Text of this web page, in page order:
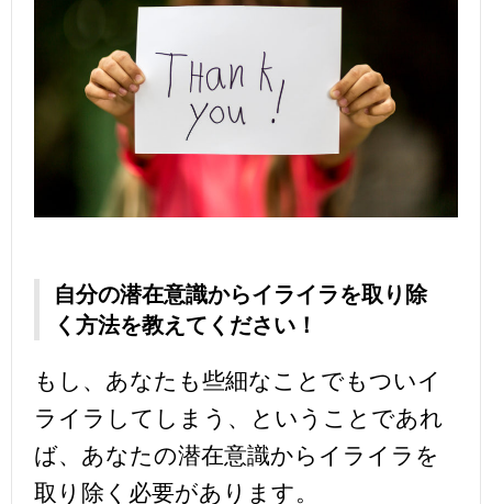
自分の潜在意識からイライラを取り除
く方法を教えてください！
もし、あなたも些細なことでもついイ
ライラしてしまう、ということであれ
ば、あなたの潜在意識からイライラを
取り除く必要があります。